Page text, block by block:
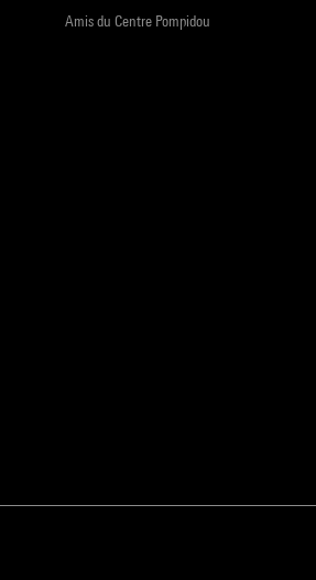
Amis du Centre Pompidou